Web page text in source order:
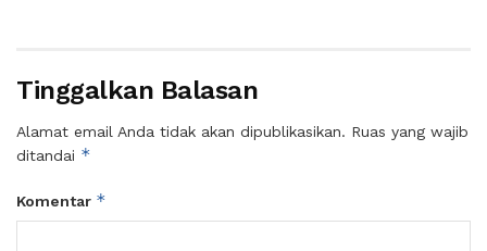
Tinggalkan Balasan
Alamat email Anda tidak akan dipublikasikan. Ruas yang wajib
ditandai *
Komentar *